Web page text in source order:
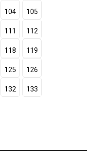
104 105
111 112
118 119
125 126
132 133